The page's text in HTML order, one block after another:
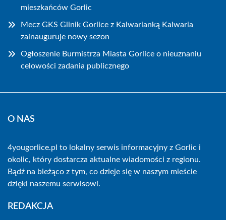
mieszkańców Gorlic
Mecz GKS Glinik Gorlice z Kalwarianką Kalwaria
zainauguruje nowy sezon
Ogłoszenie Burmistrza Miasta Gorlice o nieuznaniu
celowości zadania publicznego
O NAS
4yougorlice.pl to lokalny serwis informacyjny z Gorlic i
okolic, który dostarcza aktualne wiadomości z regionu.
Bądź na bieżąco z tym, co dzieje się w naszym mieście
dzięki naszemu serwisowi.
REDAKCJA